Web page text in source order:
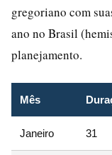
gregoriano com
ano no Brasil
planejamento.
Mês
Janeiro 31